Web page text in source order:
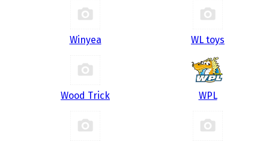
Winyea WL toys
Wood Trick WPL